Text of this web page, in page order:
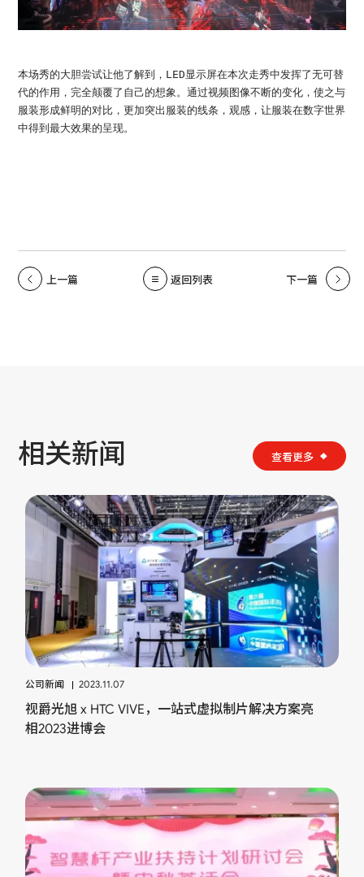
本场秀的大胆尝试让他了解到，LED显示屏在本次走秀中发挥了无可替
代的作用，完全颠覆了自己的想象。通过视频图像不断的变化，使之与
服装形成鲜明的对比，更加突出服装的线条，观感，让服装在数字世界
中得到最大效果的呈现。
上一篇 返回列表 下一篇
相关新闻 查看更多
公司新闻 2023.11.07
视爵光旭 x HTC VIVE，一站式虚拟制片解决方案亮
相2023进博会